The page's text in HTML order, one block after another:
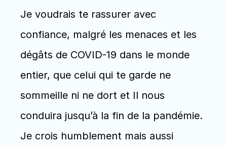
Je voudrais te rassurer avec
confiance, malgré les menaces et les
dégâts de COVID-19 dans le monde
entier, que celui qui te garde ne
sommeille ni ne dort et Il nous
conduira jusqu’à la fin de la pandémie.
Je crois humblement mais aussi